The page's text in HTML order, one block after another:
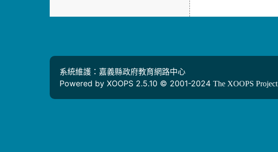
系統維護：嘉義縣政府教育網路中心
Powered by XOOPS 2.5.10 © 2001-2024 The XOOPS Project